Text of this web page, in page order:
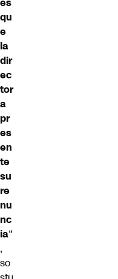
es
qu
e
la
dir
ec
tor
a
pr
es
en
te
su
re
nu
nc
ia“
,
so